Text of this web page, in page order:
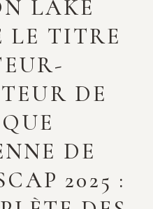
LAKE
LE TITRE
DE
DE
2025 :